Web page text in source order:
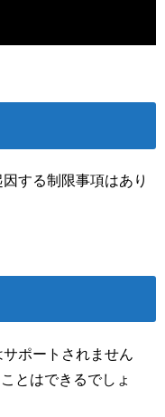
る制限事項はあり
ートされません
とはできるでしょ